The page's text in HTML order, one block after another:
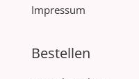
Impressum
Bestellen